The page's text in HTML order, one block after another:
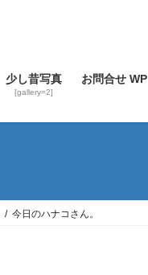
少し昔写真
[gallery=2]
お問合せ WP
今日のハナコさん。